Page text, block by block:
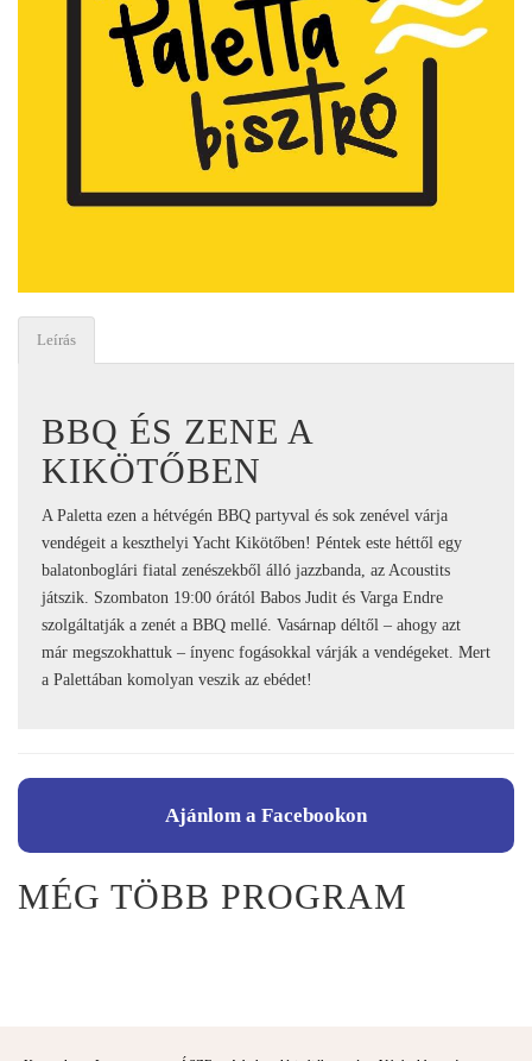
Leírás
BBQ ÉS ZENE A
KIKÖTŐBEN
A Paletta ezen a hétvégén BBQ partyval és sok zenével várja
vendégeit a keszthelyi Yacht Kikötőben! Péntek este héttől egy
balatonboglári fiatal zenészekből álló jazzbanda, az Acoustits
játszik. Szombaton 19:00 órától Babos Judit és Varga Endre
szolgáltatják a zenét a BBQ mellé. Vasárnap déltől – ahogy azt
már megszokhattuk – ínyenc fogásokkal várják a vendégeket. Mert
a Palettában komolyan veszik az ebédet!
Ajánlom a Facebookon
MÉG TÖBB PROGRAM